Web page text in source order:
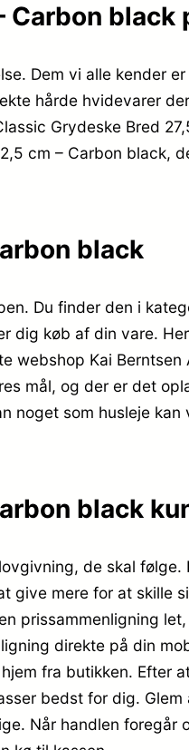
Carbon black
Dem vi alle kender
hårde hvidevarer
Grydeske Bred
cm – Carbon black,
black
Du finder den i
dig køb af din vare.
webshop Kai
mål, og der er det
noget som husleje
black
de skal følge.
mere for at skille
prissammenligning
direkte på din
fra butikken. Efter
bedst for dig. Glem
Når handlen foregår